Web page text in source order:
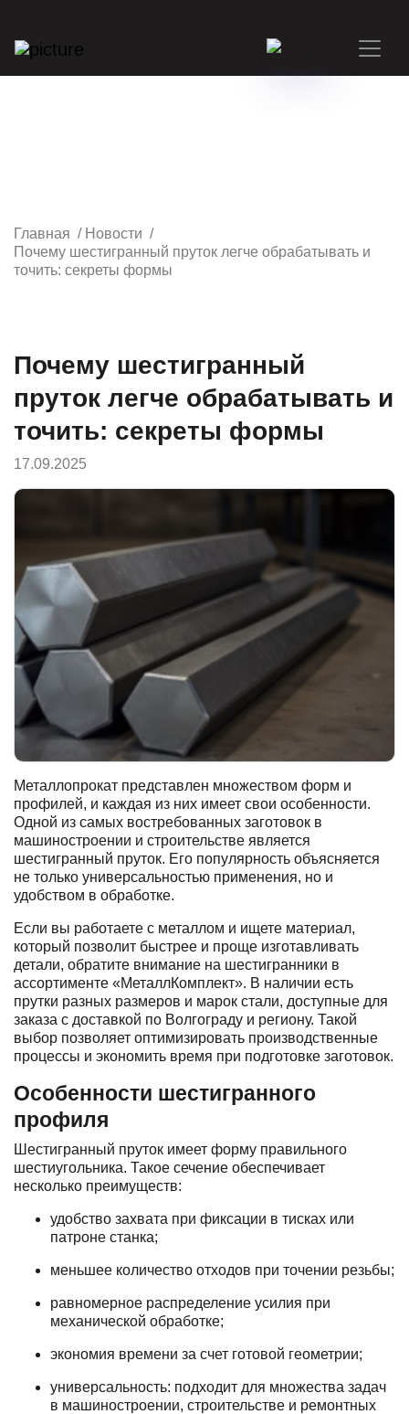
Главная / Новости /
Почему шестигранный пруток легче обрабатывать и
точить: секреты формы
Почему шестигранный
пруток легче обрабатывать и
точить: секреты формы
17.09.2025
Металлопрокат представлен множеством форм и
профилей, и каждая из них имеет свои особенности.
Одной из самых востребованных заготовок в
машиностроении и строительстве является
шестигранный пруток. Его популярность объясняется
не только универсальностью применения, но и
удобством в обработке.
Если вы работаете с металлом и ищете материал,
который позволит быстрее и проще изготавливать
детали, обратите внимание на шестигранники в
ассортименте «МеталлКомплект». В наличии есть
прутки разных размеров и марок стали, доступные для
заказа с доставкой по Волгограду и региону. Такой
выбор позволяет оптимизировать производственные
процессы и экономить время при подготовке заготовок.
Особенности шестигранного
профиля
Шестигранный пруток имеет форму правильного
шестиугольника. Такое сечение обеспечивает
несколько преимуществ:
удобство захвата при фиксации в тисках или
патроне станка;
меньшее количество отходов при точении резьбы;
равномерное распределение усилия при
механической обработке;
экономия времени за счет готовой геометрии;
универсальность: подходит для множества задач
в машиностроении, строительстве и ремонтных